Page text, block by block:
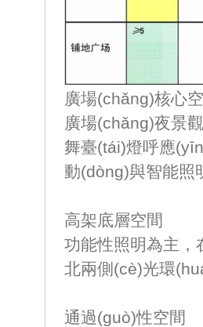
廣場(chǎng)核心
廣場(chǎng)夜景觀
舞臺(tái)燈呼應
動(dòng)與智能照
高架底層空間
功能性照明為主
北兩側(cè)光環
通過(guò)性空間